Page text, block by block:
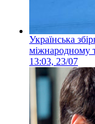
Українська
міжнародному
13:03, 23/07